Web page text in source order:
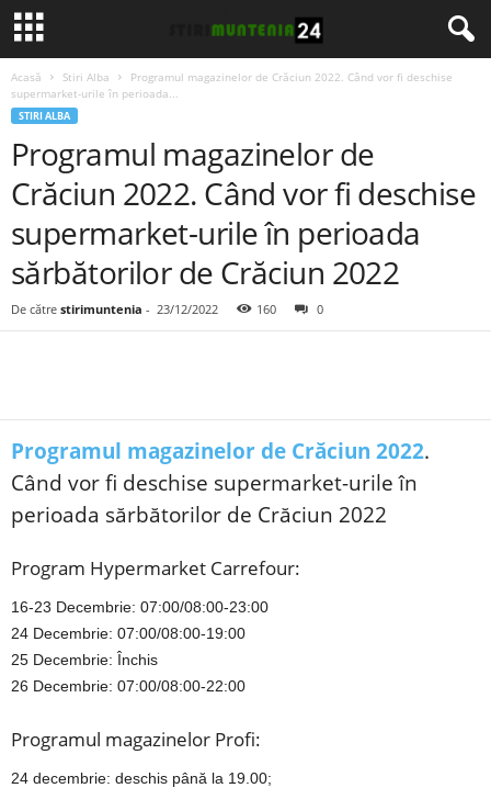
Acasă Stiri Alba
Programul magazinelor de Crăciun 2022. Când vor fi deschise
supermarket-urile în perioada...
STIRI ALBA
Programul magazinelor de
Crăciun 2022. Când vor fi deschise
supermarket-urile în perioada
sărbătorilor de Crăciun 2022
De către stirimuntenia - 23/12/2022 160 0
Programul magazinelor de Crăciun 2022.
Când vor fi deschise supermarket-urile în
perioada sărbătorilor de Crăciun 2022
Program Hypermarket Carrefour:
16-23 Decembrie: 07:00/08:00-23:00
24 Decembrie: 07:00/08:00-19:00
25 Decembrie: Închis
26 Decembrie: 07:00/08:00-22:00
Programul magazinelor Profi:
24 decembrie: deschis până la 19.00;